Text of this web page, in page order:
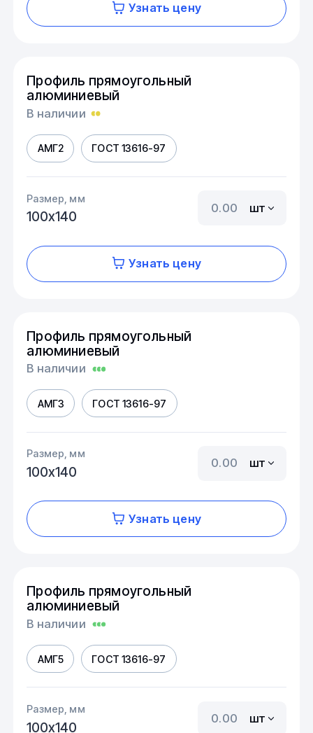
Узнать цену
Профиль прямоугольный
алюминиевый
В наличии
АМГ2 ГОСТ 13616-97
Размер, мм
100х140
шт
Узнать цену
Профиль прямоугольный
алюминиевый
В наличии
АМГ3 ГОСТ 13616-97
Размер, мм
100х140
шт
Узнать цену
Профиль прямоугольный
алюминиевый
В наличии
АМГ5 ГОСТ 13616-97
Размер, мм
100х140
шт